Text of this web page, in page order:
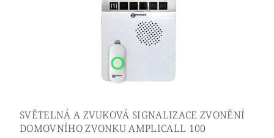
SVĚTELNÁ A ZVUKOVÁ SIGNALIZACE ZVONĚNÍ
DOMOVNÍHO ZVONKU AMPLICALL 100